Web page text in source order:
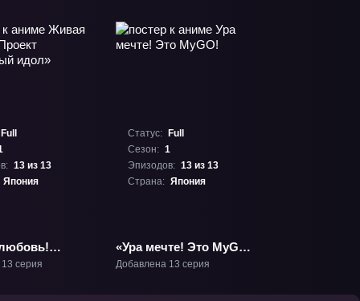
Full
13 из 13
Япония
серия
Статус:
Full
Сезон: 1
Эпизодов: 13 из 13
Страна: Япония
«Ура мечте! Это MyGO!»
ТВ-1
Добавлена 13 серия